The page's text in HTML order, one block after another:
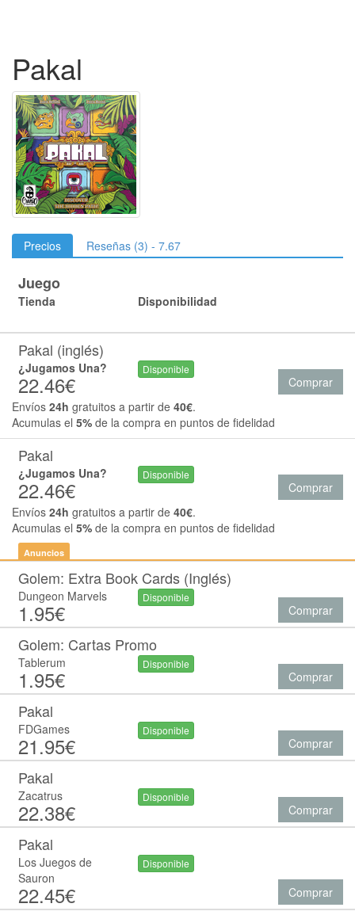
Pakal
Precios Reseñas (3) - 7.67
Juego
Tienda Disponibilidad
Pakal (inglés)
¿Jugamos Una?
22.46€
Disponible
Comprar
Envíos 24h gratuitos a partir de 40€.
Acumulas el 5% de la compra en puntos de fidelidad
Pakal
¿Jugamos Una?
22.46€
Disponible
Comprar
Envíos 24h gratuitos a partir de 40€.
Acumulas el 5% de la compra en puntos de fidelidad
Anuncios
Golem: Extra Book Cards (Inglés)
Dungeon Marvels
1.95€
Disponible
Comprar
Golem: Cartas Promo
Tablerum
1.95€
Disponible
Comprar
Pakal
FDGames
21.95€
Disponible
Comprar
Pakal
Zacatrus
22.38€
Disponible
Comprar
Pakal
Los Juegos de
Sauron
22.45€
Disponible
Comprar